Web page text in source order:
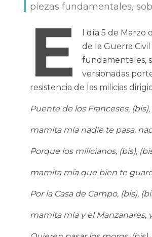
piezas fundamentales,
E
l día 5 de Marzo
de la Guerra
fundamentales,
versionadas
resistencia de las milicias
Puente de los Franceses, (bis),
mamita mía nadie te pasa,
Porque los milicianos, (bis),
mamita mía que bien te
Por la Casa de Campo, (bis),
mamita mía y el Manzanares,